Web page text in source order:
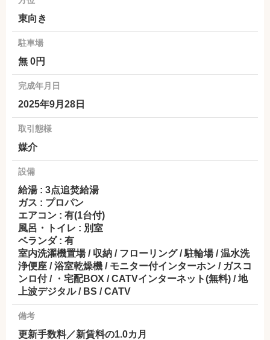
東向き
駐車場
無 0円
完成年月日
2025年9月28日
取引態様
媒介
設備
給湯 : 3点追焚給湯
ガス : プロパン
エアコン : 有(1台付)
風呂・トイレ : 別室
ベランダ : 有
室内洗濯機置場 / 収納 / フローリング / 駐輪場 / 温水洗
浄便座 / 浴室乾燥機 / モニター付インターホン / ガスコ
ンロ付 / ・宅配BOX / CATVインターネット(無料) / 地
上波デジタル / BS / CATV
備考
更新手数料／新賃料の1.0カ月